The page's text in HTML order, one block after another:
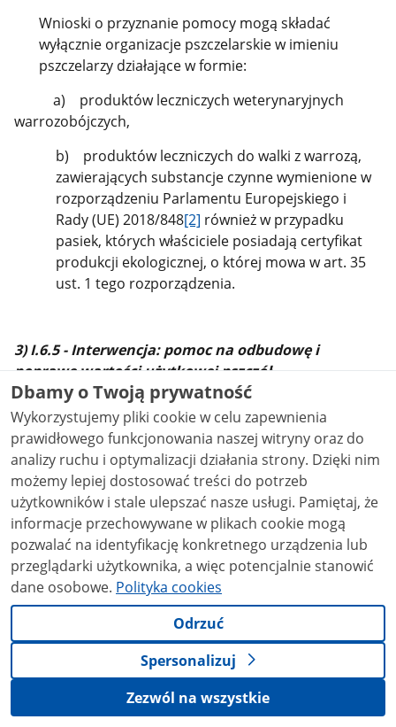
Wnioski o przyznanie pomocy mogą składać
wyłącznie organizacje pszczelarskie w imieniu
pszczelarzy działające w formie:
a) produktów leczniczych weterynaryjnych
warrozobójczych,
b) produktów leczniczych do walki z warrozą,
zawierających substancje czynne wymienione w
rozporządzeniu Parlamentu Europejskiego i
Rady (UE) 2018/848[2] również w przypadku
pasiek, których właściciele posiadają certyfikat
produkcji ekologicznej, o której mowa w art. 35
ust. 1 tego rozporządzenia.
3) I.6.5 - Interwencja: pomoc na odbudowę i
poprawę wartości użytkowej pszczół
Wnioski o przyznanie pomocy można składać na
realizację operacji, polegających na zakupie:
a) matek pszczelich pochodzących z linii
hodowlanych, dla których prowadzone są księgi
lub rejestry, z pasiek hodowlanych, w których
prowadzona jest ocena przez podmiot
upoważniony przez ministra właściwego do spraw
rolnictwa,
b) odkładów lub pakietów pszczelich z matkami
pszczelimi pochodzącymi z linii hodowlanych, dla
których prowadzone są księgi i rejestry, z pasiek
hodowlanych, w których prowadzona jest ocena
właściwego do spraw rolnictwa,
Dbamy o Twoją prywatność
Wykorzystujemy pliki cookie w celu zapewnienia
prawidłowego funkcjonowania naszej witryny oraz do
analizy ruchu i optymalizacji działania strony. Dzięki nim
możemy lepiej dostosować treści do potrzeb
użytkowników i stale ulepszać nasze usługi. Pamiętaj, że
informacje przechowywane w plikach cookie mogą
pozwalać na identyfikację konkretnego urządzenia lub
przeglądarki użytkownika, a więc potencjalnie stanowić
dane osobowe. Polityka cookies
Odrzuć
Spersonalizuj
Zezwól na wszystkie